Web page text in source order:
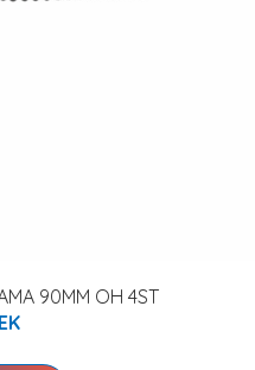
90MM OH 4ST